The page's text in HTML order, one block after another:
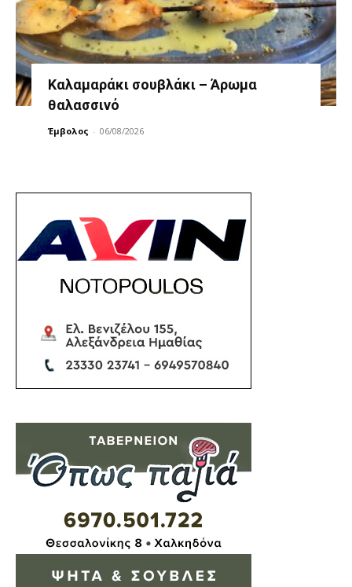
Καλαμαράκι σουβλάκι – Άρωμα
θαλασσινό
Έμβολος - 06/08/2026